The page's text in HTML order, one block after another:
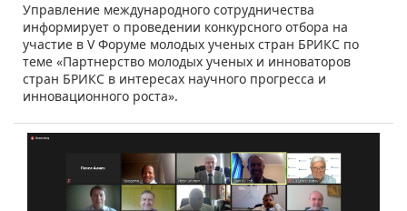
Управление международного сотрудничества
информирует о проведении конкурсного отбора на
участие в V Форуме молодых ученых стран БРИКС по
теме «Партнерство молодых ученых и инноваторов
стран БРИКС в интересах научного прогресса и
инновационного роста».